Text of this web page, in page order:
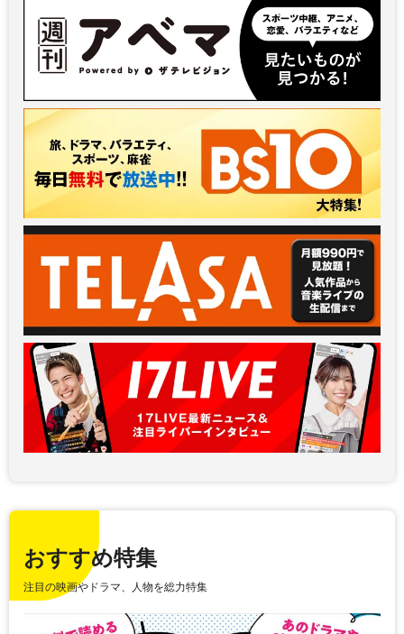
おすすめ特集
注目の映画やドラマ、人物を総力特集